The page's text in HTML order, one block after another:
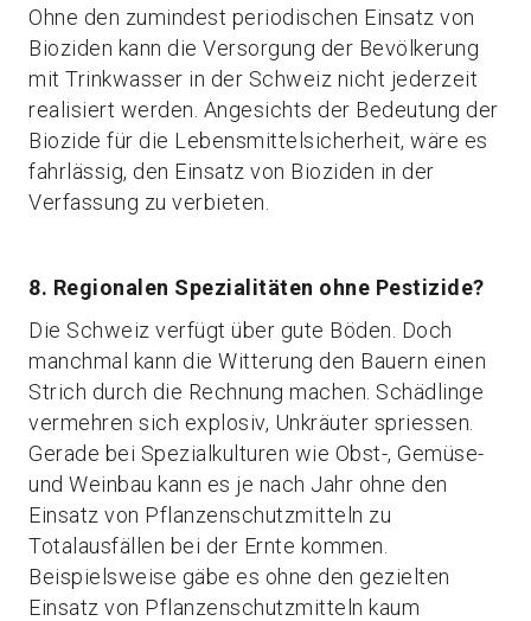
Ohne den zumindest periodischen Einsatz von
Bioziden kann die Versorgung der Bevölkerung
mit Trinkwasser in der Schweiz nicht jederzeit
realisiert werden. Angesichts der Bedeutung der
Biozide für die Lebensmittelsicherheit, wäre es
fahrlässig, den Einsatz von Bioziden in der
Verfassung zu verbieten.
8. Regionalen Spezialitäten ohne Pestizide?
Die Schweiz verfügt über gute Böden. Doch
manchmal kann die Witterung den Bauern einen
Strich durch die Rechnung machen. Schädlinge
vermehren sich explosiv, Unkräuter spriessen.
Gerade bei Spezialkulturen wie Obst-, Gemüse-
und Weinbau kann es je nach Jahr ohne den
Einsatz von Pflanzenschutzmitteln zu
Totalausfällen bei der Ernte kommen.
Beispielsweise gäbe es ohne den gezielten
Einsatz von Pflanzenschutzmitteln kaum